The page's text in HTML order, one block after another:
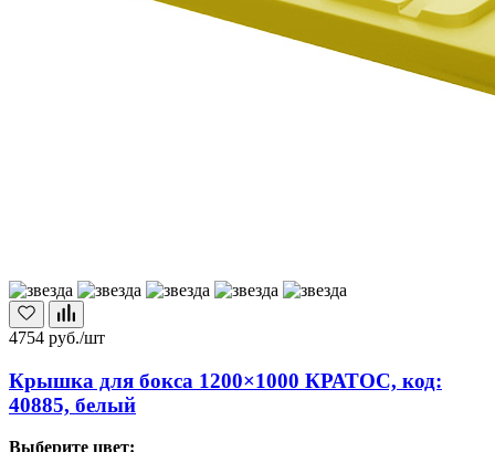
4754 руб./шт
Крышка для бокса 1200×1000 КРАТОС, код:
40885, белый
Выберите цвет: